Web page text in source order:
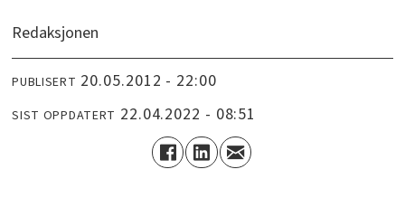
Redaksjonen
PUBLISERT 20.05.2012 - 22:00
SIST OPPDATERT 22.04.2022 - 08:51